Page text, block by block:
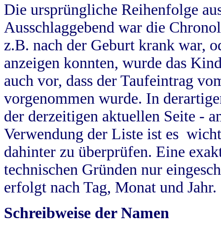
Die ursprüngliche Reihenfolge
Ausschlaggebend war die
z.B. nach der Geburt krank war,
anzeigen konnten, wurde das
auch vor, dass der Taufeintrag
vorgenommen wurde. In
der derzeitigen aktuellen Seite -
Verwendung der Liste ist es
dahinter zu überprüfen. Eine
technischen Gründen nur
erfolgt nach Tag, Monat und Jahr.
Schreibweise der Namen